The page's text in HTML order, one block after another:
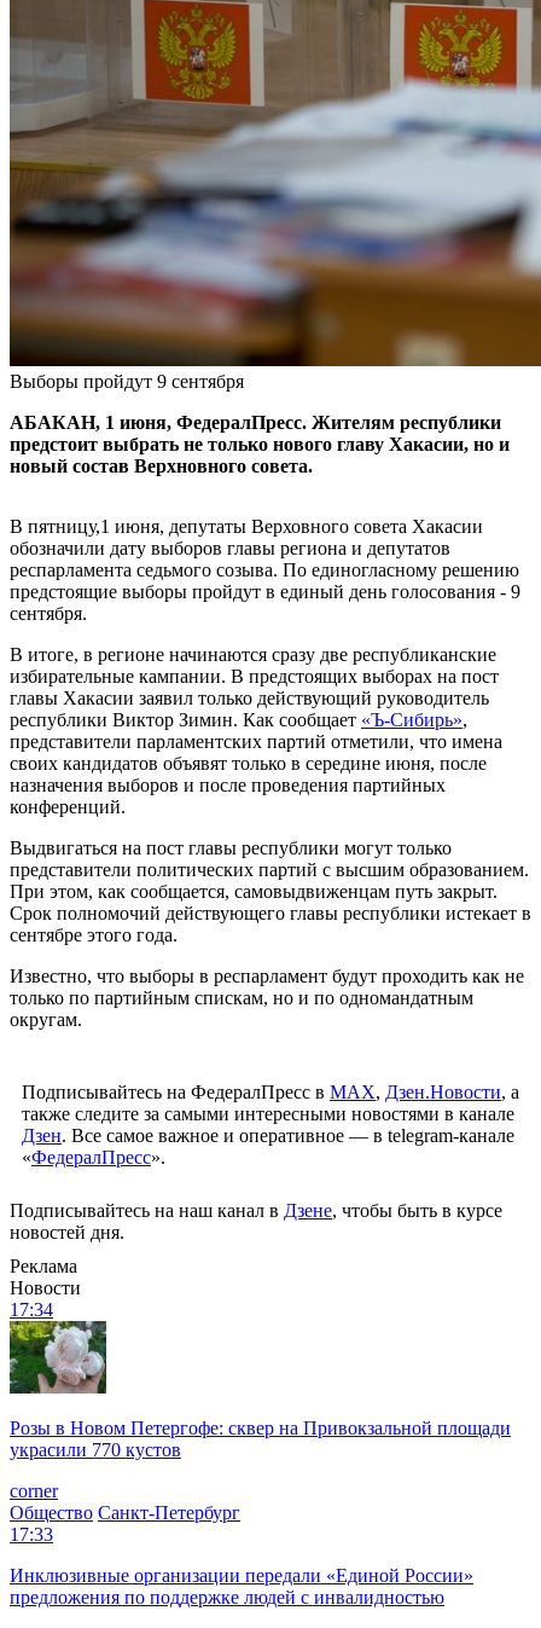
Выборы пройдут 9 сентября
АБАКАН, 1 июня, ФедералПресс. Жителям республики
предстоит выбрать не только нового главу Хакасии, но и
новый состав Верхновного совета.
В пятницу,1 июня, депутаты Верховного совета Хакасии
обозначили дату выборов главы региона и депутатов
респарламента седьмого созыва. По единогласному решению
предстоящие выборы пройдут в единый день голосования - 9
сентября.
В итоге, в регионе начинаются сразу две республиканские
избирательные кампании. В предстоящих выборах на пост
главы Хакасии заявил только действующий руководитель
республики Виктор Зимин. Как сообщает «Ъ-Сибирь»,
представители парламентских партий отметили, что имена
своих кандидатов объявят только в середине июня, после
назначения выборов и после проведения партийных
конференций.
Выдвигаться на пост главы республики могут только
представители политических партий с высшим образованием.
При этом, как сообщается, самовыдвиженцам путь закрыт.
Срок полномочий действующего главы республики истекает в
сентябре этого года.
Известно, что выборы в респарламент будут проходить как не
только по партийным спискам, но и по одномандатным
округам.
Подписывайтесь на ФедералПресс в МАХ, Дзен.Новости, а
также следите за самыми интересными новостями в канале
Дзен. Все самое важное и оперативное — в telegram-канале
«ФедералПресс».
Подписывайтесь на наш канал в Дзене, чтобы быть в курсе
новостей дня.
Реклама
Новости
17:34
Розы в Новом Петергофе: сквер на Привокзальной площади
украсили 770 кустов
corner
Общество Санкт-Петербург
17:33
Инклюзивные организации передали «Единой России»
предложения по поддержке людей с инвалидностью